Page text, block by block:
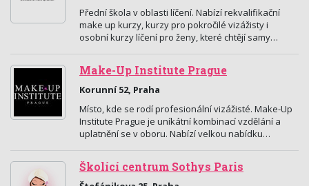
Přední škola v oblasti líčení. Nabízí rekvalifikační
make up kurzy, kurzy pro pokročilé vizážisty i
osobní kurzy líčení pro ženy, které chtějí samy…
Make-Up Institute Prague
Korunní 52, Praha
Místo, kde se rodí profesionální vizážisté. Make-Up
Institute Prague je uníkátní kombinací vzdělání a
uplatnění se v oboru. Nabízí velkou nabídku…
Školící centrum Sothys Paris